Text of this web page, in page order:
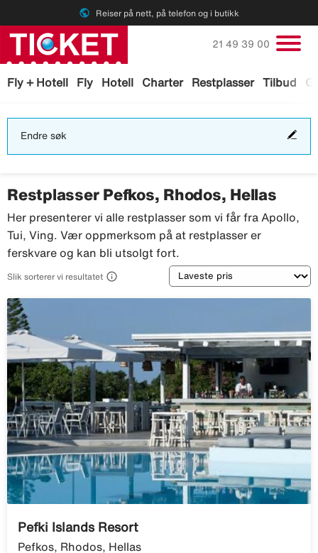
public Reiser på nett, på telefon og i butikk
Fly + Hotell Fly Hotell Charter Restplasser Tilbud
Ring oss på
21 49 39 00
Endre søk
Restplasser Pefkos, Rhodos, Hellas
Her presenterer vi alle restplasser som vi får fra Apollo,
Tui, Ving. Vær oppmerksom på at restplasser er
ferskvare og kan bli utsolgt fort.
Slik sorterer vi resultatet  Sortering
Pefki Islands Resort
Pefkos, Rhodos, Hellas